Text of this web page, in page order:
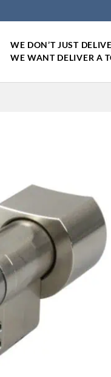
WE DON’T JUST
WE WANT DELIVER A